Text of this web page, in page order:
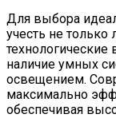
Для выбора
учесть не только
технологические
наличие умных
освещением.
максимально
обеспечивая